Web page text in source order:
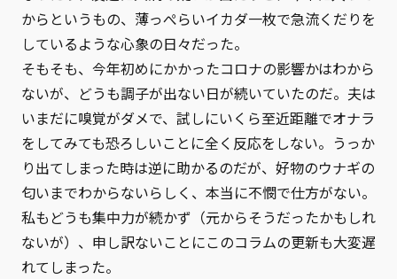
からというもの、薄っぺらいイカダ一枚で急流くだりを
しているような心象の日々だった。
そもそも、今年初めにかかったコロナの影響かはわから
ないが、どうも調子が出ない日が続いていたのだ。夫は
いまだに嗅覚がダメで、試しにいくら至近距離でオナラ
をしてみても恐ろしいことに全く反応をしない。うっか
り出てしまった時は逆に助かるのだが、好物のウナギの
匂いまでわからないらしく、本当に不憫で仕方がない。
私もどうも集中力が続かず（元からそうだったかもしれ
ないが）、申し訳ないことにこのコラムの更新も大変遅
れてしまった。